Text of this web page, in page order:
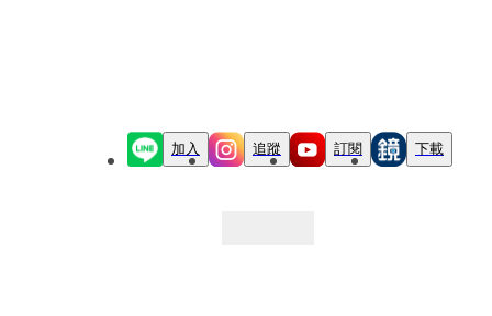
加入 追蹤 訂閱 下載